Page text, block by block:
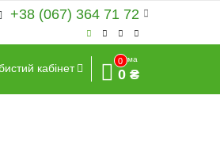
+38 (067) 364 71 72
кабінет
0
Сума
0 ₴